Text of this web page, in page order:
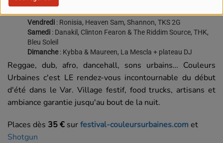
de fête au bord de l'eau !
Vendredi : Ronisia, Heaven Sam, Shannon, TKS 2G
Samedi : Danakil, Clinton Fearon & The Riddim Source, THK,
Bleu Soleil
Dimanche : Kybba & Maureen, La Mescla + plateau DJ
Reggae, dub, afro, dancehall, sons urbains… Couleurs
Urbaines c'est LE rendez-vous incontournable du début
d'été dans le Var. Village festif, food trucks, artisans et
ambiance garantie jusqu'au bout de la nuit.
Places dès 35 € surfestival-couleursurbaines.com et
Shotgun